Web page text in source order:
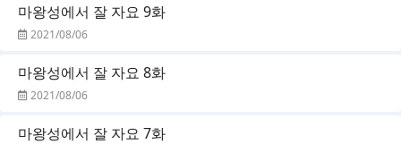
마왕성에서 잘 자요 9화
2021/08/06
마왕성에서 잘 자요 8화
2021/08/06
마왕성에서 잘 자요 7화